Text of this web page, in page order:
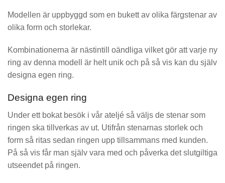
Modellen är uppbyggd som en bukett av olika färgstenar av
olika form och storlekar.
Kombinationerna är nästintill oändliga vilket gör att varje ny
ring av denna modell är helt unik och på så vis kan du själv
designa egen ring.
Designa egen ring
Under ett bokat besök i vår ateljé så väljs de stenar som
ringen ska tillverkas av ut. Utifrån stenarnas storlek och
form så ritas sedan ringen upp tillsammans med kunden.
På så vis får man själv vara med och påverka det slutgiltiga
utseendet på ringen.